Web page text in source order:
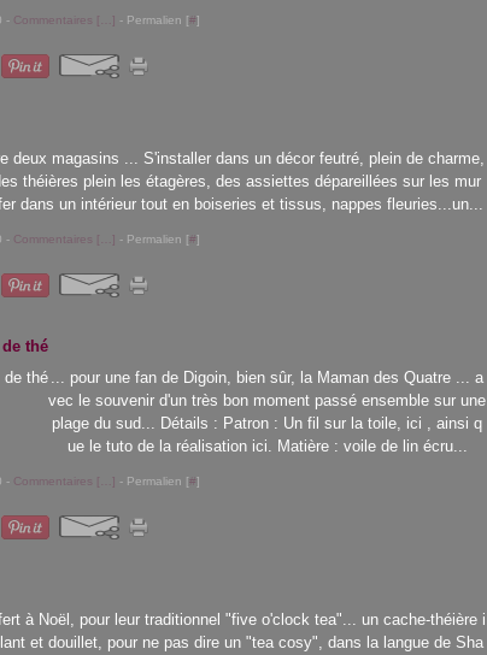
- Commentaires [ ] - Permalien [#]
deux magasins ... S'installer dans un décor feutré, plein de charme,
théières plein les étagères, des assiettes dépareillées sur les mur
dans un intérieur tout en boiseries et tissus, nappes fleuries...un...
- Commentaires [ ] - Permalien [#]
thé
... pour une fan de Digoin, bien sûr, la Maman des Quatre ... a
vec le souvenir d'un très bon moment passé ensemble sur une
plage du sud... Détails : Patron : Un fil sur la toile, ici , ainsi q
ue le tuto de la réalisation ici. Matière : voile de lin écru...
- Commentaires [ ] - Permalien [#]
à Noël, pour leur traditionnel "five o'clock tea"... un cache-théière i
et douillet, pour ne pas dire un "tea cosy", dans la langue de Sha